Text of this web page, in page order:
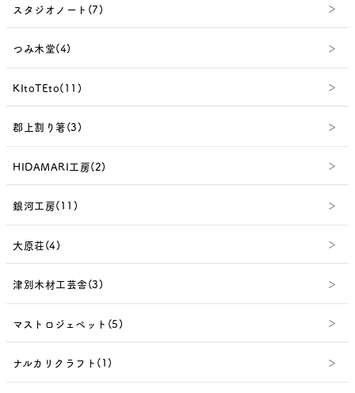
スタジオノート(7)
つみ木堂(4)
KItoTEto(11)
郡上割り箸(3)
HIDAMARI工房(2)
銀河工房(11)
大原荘(4)
津別木材工芸舎(3)
マストロジェペット(5)
ナルカリクラフト(1)